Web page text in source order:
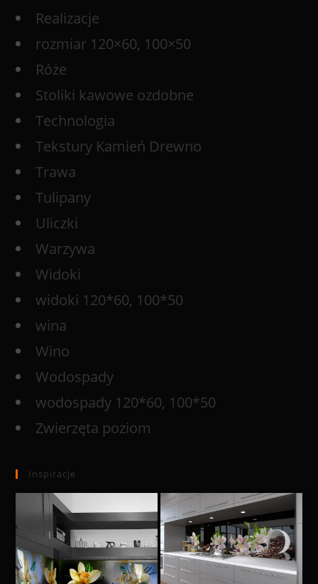
Realizacje
rozmiar 120×60, 100×50
Róże
Stoliki kawowe ozdobne
Technologia
Tekstury Kamień Drewno
Trawa
Tulipany
Uliczki
Warzywa
Widoki
widoki 120*60, 100*50
wina
Wino
Wodospady
wodospady 120*60, 100*50
Zwierzęta poziom
Inspiracje